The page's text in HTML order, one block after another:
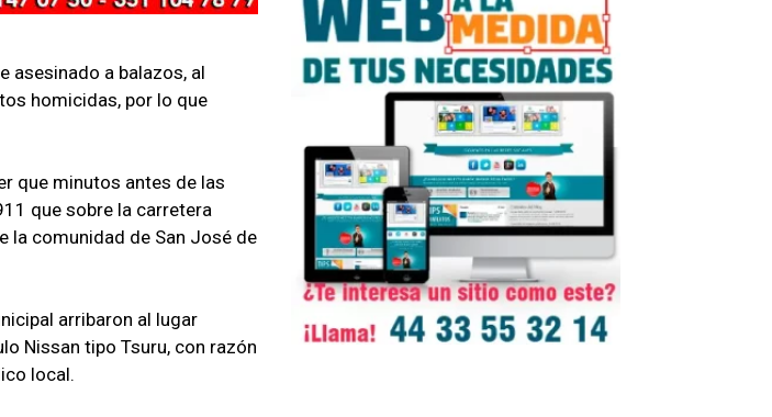
asesinado a balazos, al
homicidas, por lo que
que minutos antes de las
que sobre la carretera
la comunidad de San José de
arribaron al lugar
Nissan tipo Tsuru, con razón
local.